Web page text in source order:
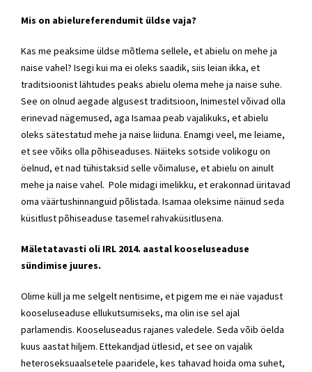
Mis on abielureferendumit üldse vaja?
Kas me peaksime üldse mõtlema sellele, et abielu on mehe ja
naise vahel? Isegi kui ma ei oleks saadik, siis leian ikka, et
traditsioonist lähtudes peaks abielu olema mehe ja naise suhe.
See on olnud aegade algusest traditsioon, Inimestel võivad olla
erinevad nägemused, aga Isamaa peab vajalikuks, et abielu
oleks sätestatud mehe ja naise liiduna. Enamgi veel, me leiame,
et see võiks olla põhiseaduses. Näiteks sotside volikogu on
öelnud, et nad tühistaksid selle võimaluse, et abielu on ainult
mehe ja naise vahel. Pole midagi imelikku, et erakonnad üritavad
oma väärtushinnanguid põlistada. Isamaa oleksime näinud seda
küsitlust põhiseaduse tasemel rahvaküsitlusena.
Mäletatavasti oli IRL 2014. aastal kooseluseaduse
sündimise juures.
Olime küll ja me selgelt nentisime, et pigem me ei näe vajadust
kooseluseaduse ellukutsumiseks, ma olin ise sel ajal
parlamendis. Kooseluseadus rajanes valedele. Seda võib öelda
kuus aastat hiljem. Ettekandjad ütlesid, et see on vajalik
heteroseksuaalsetele paaridele, kes tahavad hoida oma suhet,